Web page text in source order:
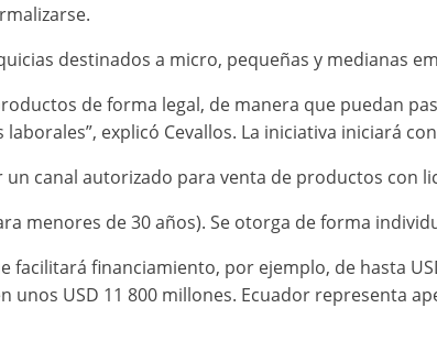
destinados a micro, pequeñas y medianas
de forma legal, de manera que puedan
explicó Cevallos. La iniciativa iniciará
canal autorizado para venta de productos con
menores de 30 años). Se otorga de forma
facilitará financiamiento, por ejemplo, de hasta
USD 11 800 millones. Ecuador representa